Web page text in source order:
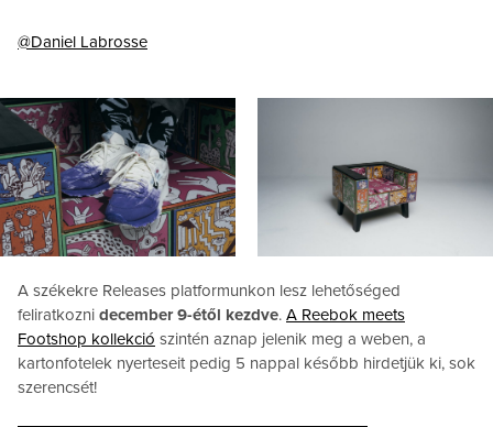
@Daniel Labrosse
A székekre Releases platformunkon lesz lehetőséged
feliratkozni december 9-étől kezdve. A Reebok meets
Footshop kollekció szintén aznap jelenik meg a weben, a
kartonfotelek nyerteseit pedig 5 nappal később hirdetjük ki, sok
szerencsét!